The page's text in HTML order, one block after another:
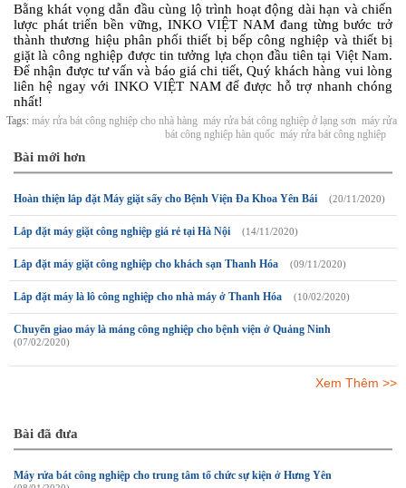
Bằng khát vọng dẫn đầu cùng lộ trình hoạt động dài hạn và chiến
lược phát triển bền vững, INKO VIỆT NAM đang từng bước trở
thành thương hiệu phân phối thiết bị bếp công nghiệp và thiết bị
giặt là công nghiệp được tin tưởng lựa chọn đầu tiên tại Việt Nam.
Để nhận được tư vấn và báo giá chi tiết, Quý khách hàng vui lòng
liên hệ ngay với INKO VIỆT NAM để được hỗ trợ nhanh chóng
nhất!
Tags: máy rửa bát công nghiệp cho nhà hàng máy rửa bát công nghiệp ở lạng sơn máy rửa
bát công nghiệp hàn quốc máy rửa bát công nghiệp
Bài mới hơn
Hoàn thiện lắp đặt Máy giặt sấy cho Bệnh Viện Đa Khoa Yên Bái (20/11/2020)
Lắp đặt máy giặt công nghiệp giá rẻ tại Hà Nội (14/11/2020)
Lắp đặt máy giặt công nghiệp cho khách sạn Thanh Hóa (09/11/2020)
Lắp đặt máy là lô công nghiệp cho nhà máy ở Thanh Hóa (10/02/2020)
Chuyển giao máy là máng công nghiệp cho bệnh viện ở Quảng Ninh
(07/02/2020)
Xem Thêm >>
Bài đã đưa
Máy rửa bát công nghiệp cho trung tâm tổ chức sự kiện ở Hưng Yên